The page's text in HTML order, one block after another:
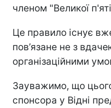
членом "Великої
Це правило існує
пов’язане не з
організаційними
Зауважимо, що
спонсора у Відні